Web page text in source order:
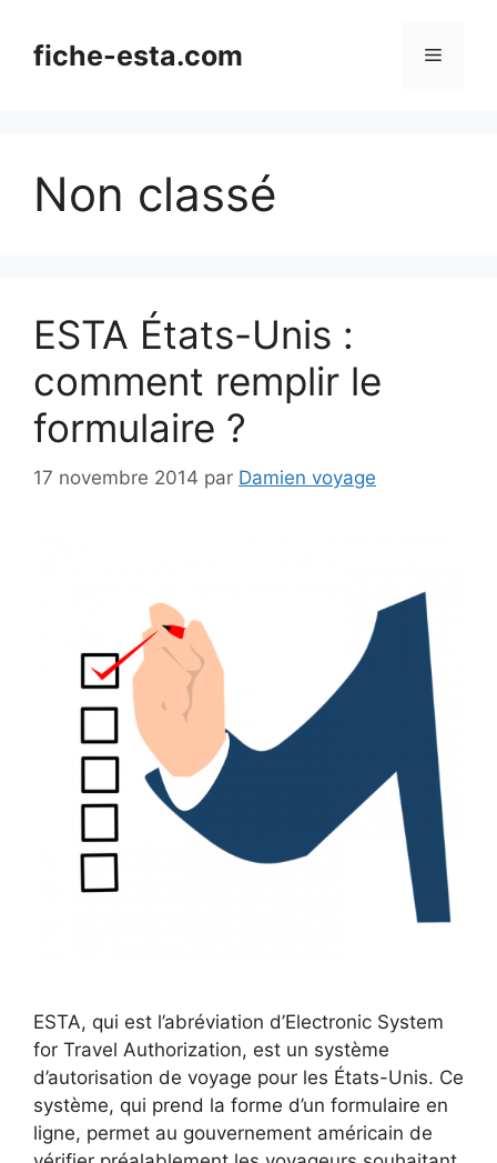
contenufiche-esta.com Menu
Non classé
ESTA États-Unis :
comment remplir le
formulaire ?
17 novembre 2014 par Damien voyage
ESTA, qui est l’abréviation d’Electronic System
for Travel Authorization, est un système
d’autorisation de voyage pour les États-Unis. Ce
système, qui prend la forme d’un formulaire en
ligne, permet au gouvernement américain de